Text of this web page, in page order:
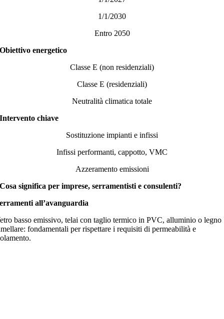
1/1/2030
Entro 2050
Obiettivo energetico
Classe E (non residenziali)
Classe E (residenziali)
Neutralità climatica totale
Intervento chiave
Sostituzione impianti e infissi
Infissi performanti, cappotto, VMC
Azzeramento emissioni
Cosa significa per imprese, serramentisti e consulenti?
all’avanguardia
basso emissivo, telai con taglio termico in PVC, alluminio o legno
fondamentali per rispettare i requisiti di permeabilità e